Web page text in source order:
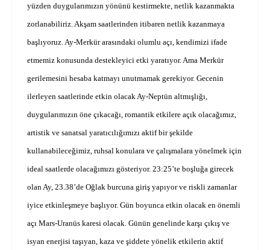
yüzden duygularımızın yönünü kestirmekte, netlik kazanmakta
zorlanabiliriz. Akşam saatlerinden itibaren netlik kazanmaya
başlıyoruz. Ay-Merkür arasındaki olumlu açı, kendimizi ifade
etmemiz konusunda destekleyici etki yaratıyor. Ama Merkür
gerilemesini hesaba katmayı unutmamak gerekiyor. Gecenin
ilerleyen saatlerinde etkin olacak Ay-Neptün altmışlığı,
duygularımızın öne çıkacağı, romantik etkilere açık olacağımız,
artistik ve sanatsal yaratıcılığımızı aktif bir şekilde
kullanabileceğimiz, ruhsal konulara ve çalışmalara yönelmek için
ideal saatlerde olacağımızı gösteriyor. 23:25’te boşluğa girecek
olan Ay, 23.38’de Oğlak burcuna giriş yapıyor ve riskli zamanlar
iyice etkinleşmeye başlıyor. Gün boyunca etkin olacak en önemli
açı Mars-Uranüs karesi olacak. Günün genelinde karşı çıkış ve
isyan enerjisi taşıyan, kaza ve şiddete yönelik etkilerin aktif